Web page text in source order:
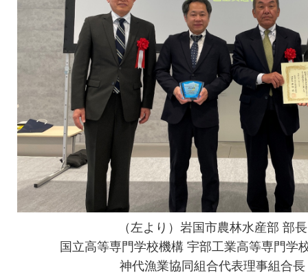
（左より）岩国市農林水産部 部
国立高等専門学校機構 宇部工業高等専門
神代漁業協同組合代表理事組合